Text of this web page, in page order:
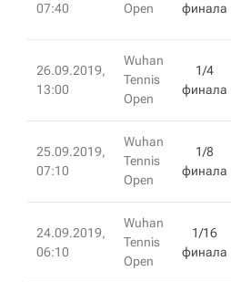
07:40
Open
финала
26.09.2019,
13:00
Wuhan
Tennis
Open
1/4
финала
25.09.2019,
07:10
Wuhan
Tennis
Open
1/8
финала
24.09.2019,
06:10
Wuhan
Tennis
Open
1/16
финала